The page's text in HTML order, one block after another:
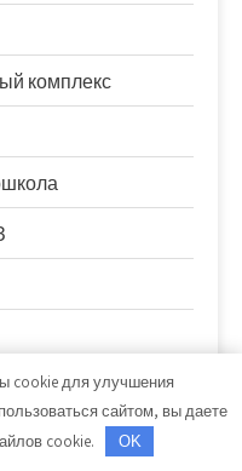
комплекс
cookie для улучшения
сайтом, вы даете
cookie.
OK